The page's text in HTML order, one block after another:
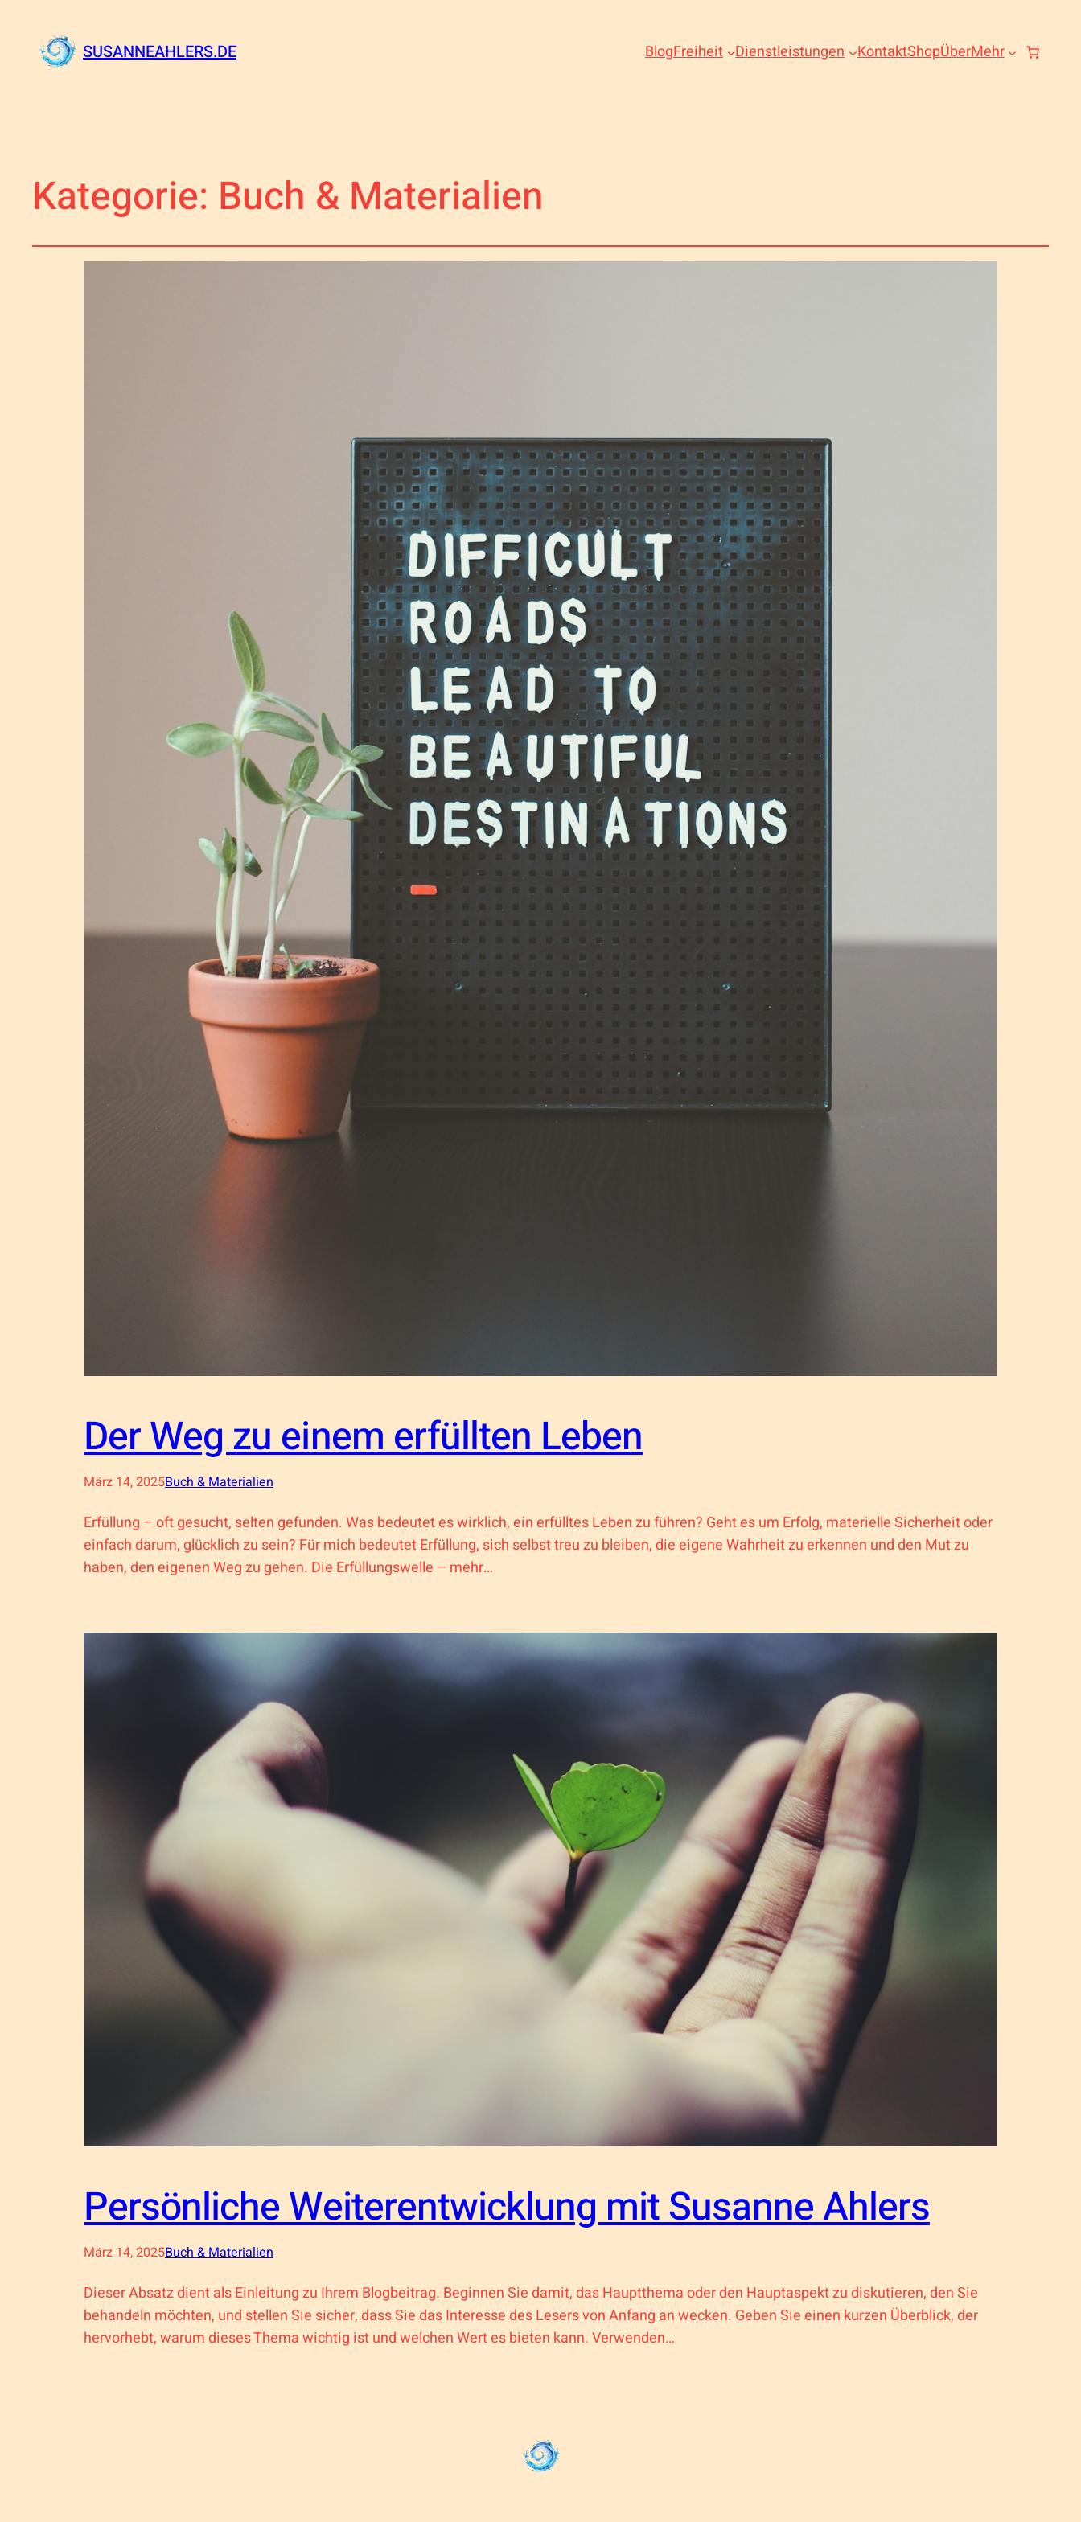
SUSANNEAHLERS.DE BlogFreiheit Dienstleistungen KontaktShopÜberMehr
Kategorie: Buch & Materialien
Der Weg zu einem erfüllten Leben
März 14, 2025Buch & Materialien
Erfüllung – oft gesucht, selten gefunden. Was bedeutet es wirklich, ein erfülltes Leben zu führen? Geht es um Erfolg, materielle Sicherheit oder
einfach darum, glücklich zu sein? Für mich bedeutet Erfüllung, sich selbst treu zu bleiben, die eigene Wahrheit zu erkennen und den Mut zu
haben, den eigenen Weg zu gehen. Die Erfüllungswelle – mehr…
Persönliche Weiterentwicklung mit Susanne Ahlers
März 14, 2025Buch & Materialien
Dieser Absatz dient als Einleitung zu Ihrem Blogbeitrag. Beginnen Sie damit, das Hauptthema oder den Hauptaspekt zu diskutieren, den Sie
behandeln möchten, und stellen Sie sicher, dass Sie das Interesse des Lesers von Anfang an wecken. Geben Sie einen kurzen Überblick, der
hervorhebt, warum dieses Thema wichtig ist und welchen Wert es bieten kann. Verwenden…